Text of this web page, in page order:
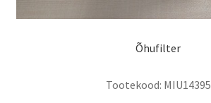
Õhufilter
Tootekood: MIU14395